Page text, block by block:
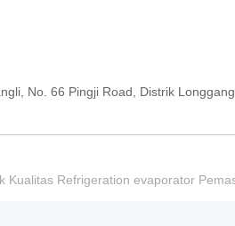
No. 66 Pingji Road, Distrik
Kualitas Refrigeration evaporator